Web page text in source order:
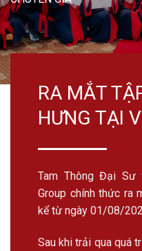
RA MẮT
HƯNG TẠI
Tam Thông Đại Sư
Group chính thức ra
kể từ ngày 01/08/
Sau khi trải qua quá